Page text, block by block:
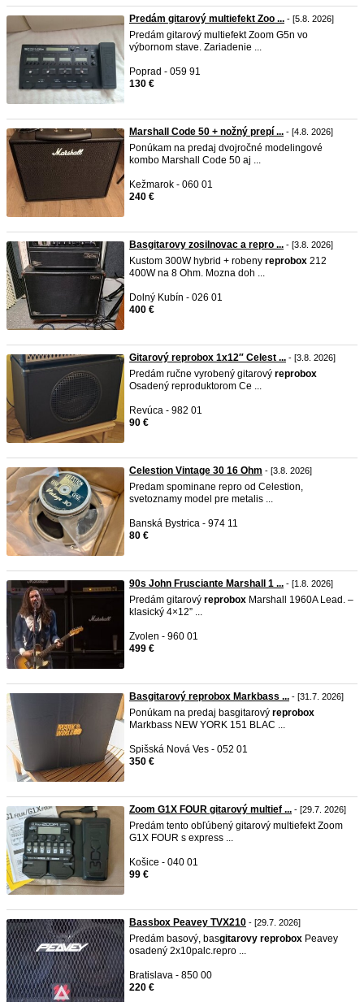
Predám gitarový multiefekt Zoo ... - [5.8. 2026]
Predám gitarový multiefekt Zoom G5n vo
výbornom stave. Zariadenie ...
Poprad - 059 91
130 €
Marshall Code 50 + nožný prepí ... - [4.8. 2026]
Ponúkam na predaj dvojročné modelingové
kombo Marshall Code 50 aj ...
Kežmarok - 060 01
240 €
Basgitarovy zosilnovac a repro ... - [3.8. 2026]
Kustom 300W hybrid + robeny reprobox 212
400W na 8 Ohm. Mozna doh ...
Dolný Kubín - 026 01
400 €
Gitarový reprobox 1x12″ Celest ... - [3.8. 2026]
Predám ručne vyrobený gitarový reprobox
Osadený reproduktorom Ce ...
Revúca - 982 01
90 €
Celestion Vintage 30 16 Ohm - [3.8. 2026]
Predam spominane repro od Celestion,
svetoznamy model pre metalis ...
Banská Bystrica - 974 11
80 €
90s John Frusciante Marshall 1 ... - [1.8. 2026]
Predám gitarový reprobox Marshall 1960A Lead. –
klasický 4×12” ...
Zvolen - 960 01
499 €
Basgitarový reprobox Markbass ... - [31.7. 2026]
Ponúkam na predaj basgitarový reprobox
Markbass NEW YORK 151 BLAC ...
Spišská Nová Ves - 052 01
350 €
Zoom G1X FOUR gitarový multief ... - [29.7. 2026]
Predám tento obľúbený gitarový multiefekt Zoom
G1X FOUR s express ...
Košice - 040 01
99 €
Bassbox Peavey TVX210 - [29.7. 2026]
Predám basový, basgitarovy reprobox Peavey
osadený 2x10palc.repro ...
Bratislava - 850 00
220 €